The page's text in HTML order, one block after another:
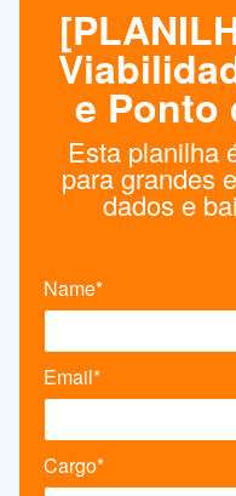
e Ponto
Esta planilha
para grandes
dados e
Name*
Email*
Cargo*